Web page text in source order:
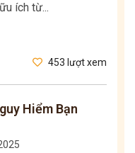
ích từ...
453 lượt xem
Hiểm Bạn